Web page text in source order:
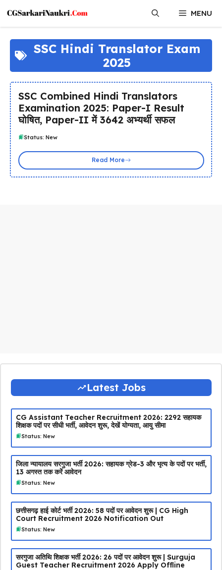
content
MENU
SSC Hindi Translator Exam
2025
SSC Combined Hindi Translators
Examination 2025: Paper-I Result
घोषित, Paper-II में 3642 अभ्यर्थी सफल
Status: New
Read More
Latest Jobs
CG Assistant Teacher Recruitment 2026: 2292 सहायक
शिक्षक पदों पर सीधी भर्ती, आवेदन शुरू, देखें योग्यता, आयु सीमा
Status: New
जिला न्यायालय सरगुजा भर्ती 2026: सहायक ग्रेड-3 और भृत्य के पदों पर भर्ती,
13 अगस्त तक करें आवेदन
Status: New
छत्तीसगढ़ हाई कोर्ट भर्ती 2026: 58 पदों पर आवेदन शुरू | CG High
Court Recruitment 2026 Notification Out
Status: New
सरगुजा अतिथि शिक्षक भर्ती 2026: 26 पदों पर आवेदन शुरू | Surguja
Guest Teacher Recruitment 2026 Apply Offline